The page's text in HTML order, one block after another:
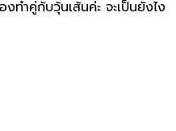
ทำคู่กับวุ้นเส้นค่ะ จะเป็นยังไง